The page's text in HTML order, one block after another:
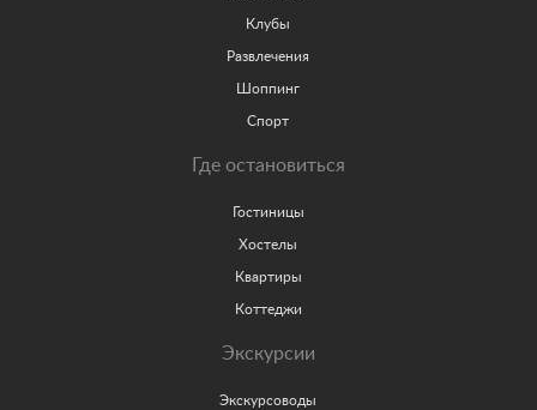
Клубы
Развлечения
Шоппинг
Спорт
Где остановиться
Гостиницы
Хостелы
Квартиры
Коттеджи
Экскурсии
Экскурсоводы